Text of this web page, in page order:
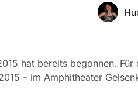
hat bereits begonnen. Für
– im Amphitheater